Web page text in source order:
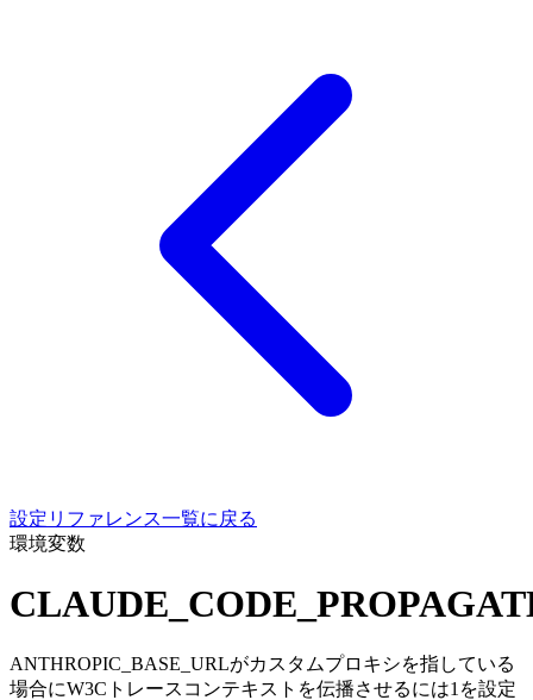
設定リファレンス一覧に戻る
環境変数
ANTHROPIC_BASE_URLがカスタムプロキシを指している
場合にW3Cトレースコンテキストを伝播させるには1を設定